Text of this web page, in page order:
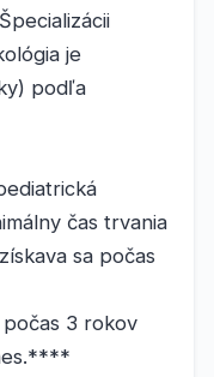
je
podľa
čas trvania
sa počas
3 rokov